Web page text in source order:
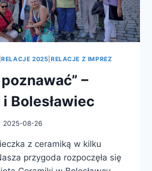
|RELACJE 2025 RELACJE Z IMPREZ
–
Bolesławiec
2025-08-26
z ceramiką w kilku
przygoda rozpoczęła się